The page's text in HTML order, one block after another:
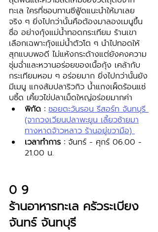
ทะเล ใครที่ชอบทานซีฟู้ดแนะนำให้มาเลย
จริง ๆ ยิ่งไปกว่านั้นคือต้องมาลองเมนูขึ้น
ชื่อ อย่างกุ้งแม่น้ำทอดกระเทียม ร้านเขา
เลือกเฉพาะกุ้งแม่น้ำตัวโต ๆ นำไปทอดให้
สุกแบบพอดี ไม่แห้งกระด้างแต่ยังคงความ
ชุ่มฉ่ำและหวานอร่อยของเนื้อกุ้ง เคล้ากับ
กระเทียมหอม ๆ อร่อยมาก ยิ่งไปกว่านั้นยัง
มีเมนู แกงส้มปลาริวกิว น้ำแกงเผ็ดร้อนแซ่
บซี้ด เคี้ยวไข่ปลาเม็ดใหญ่อร่อยมากค่า
พิกัด : ซอยตะวันรอน รีสอร์ท จันทบุรี
(จากวงเวียนปลาพะยูน เลี้ยวซ้ายมา
ทางหาดจ้าวหลาว ร้านอยู่ขวามือ)
เวลาทำการ : จันทร์ - ศุกร์ 06.00 -
21.00 น.
0 9
ร้านอาหารทะเล ครัวระเบียง
จันทร์ จันทบุรี